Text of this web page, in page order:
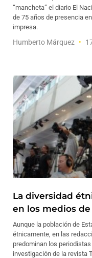
“mancheta” el diario El
de 75 años de presencia
impresa.
Humberto Márquez
La diversidad
en los medios de
Aunque la población de
étnicamente, en las
predominan los
investigación de la revista